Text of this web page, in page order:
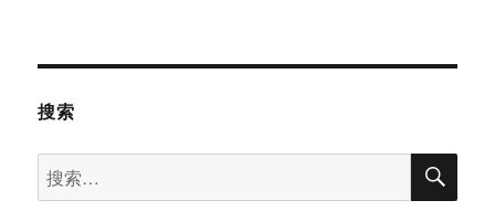
搜索
搜
索：
搜